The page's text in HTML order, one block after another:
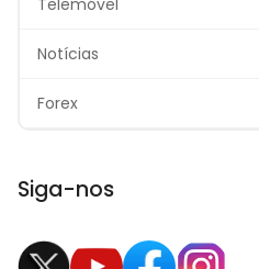
Telemóvel
Notícias
Forex
Siga-nos